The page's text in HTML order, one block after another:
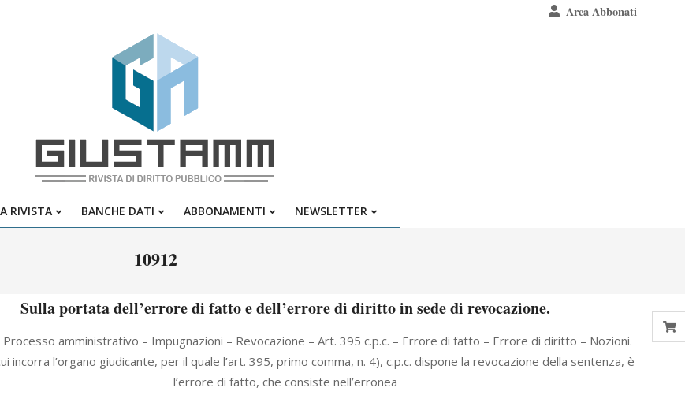
Area Abbonati
Giustamm
Primary
Menu
RIVISTA BANCHE DATI ABBONAMENTI NEWSLETTER
10912
Sulla portata dell’errore di fatto e dell’errore di diritto in sede di revocazione.
amministrativo – Impugnazioni – Revocazione – Art. 395 c.p.c. – Errore di fatto – Errore di diritto – Nozioni.
incorra l’organo giudicante, per il quale l’art. 395, primo comma, n. 4), c.p.c. dispone la revocazione della sentenza, è
l’errore di fatto, che consiste nell’erronea